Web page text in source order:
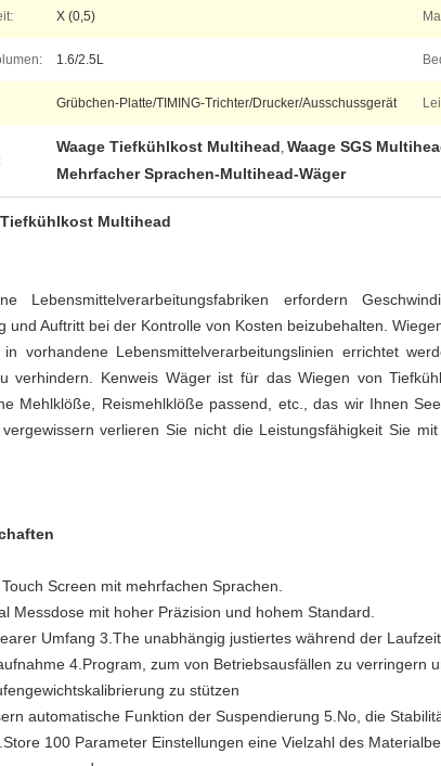
X (0,5)
1.6/2.5L
Grübchen-Platte/TIMING-Trichter/Drucker/Ausschussgerät
Waage Tiefkühlkost Multihead, Waage SGS
Mehrfacher Sprachen-Multihead-Wäger
Tiefkühlkost Multihead
Lebensmittelverarbeitungsfabriken erfordern
und Auftritt bei der Kontrolle von Kosten beizubehalten.
in vorhandene Lebensmittelverarbeitungslinien errichtet
verhindern. Kenweis Wäger ist für das Wiegen von
Mehlklöße, Reismehlklöße passend, etc., das wir Ihnen
verlieren Sie nicht die Leistungsfähigkeit Sie
Screen mit mehrfachen Sprachen.
Messdose mit hoher Präzision und hohem Standard.
Umfang 3.The unabhängig justiertes während der
4.Program, zum von Betriebsausfällen zu verringern
zu stützen
automatische Funktion der Suspendierung 5.No, die
100 Parameter Einstellungen eine Vielzahl des